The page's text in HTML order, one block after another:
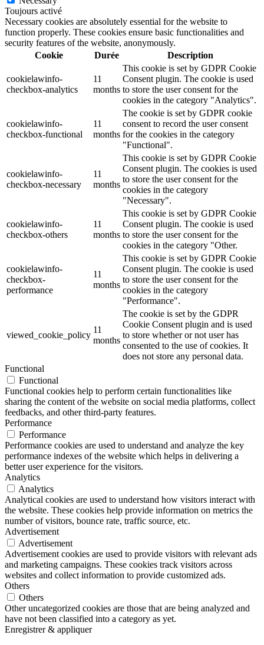
Toujours activé
Necessary cookies are absolutely essential for the website to
function properly. These cookies ensure basic functionalities and
security features of the website, anonymously.
Cookie
Durée Description
cookielawinfo-
checkbox-analytics
11
months
This cookie is set by GDPR Cookie
Consent plugin. The cookie is used
to store the user consent for the
cookies in the category "Analytics".
cookielawinfo-
checkbox-functional
11
months
The cookie is set by GDPR cookie
consent to record the user consent
for the cookies in the category
"Functional".
cookielawinfo-
checkbox-necessary
11
months
This cookie is set by GDPR Cookie
Consent plugin. The cookies is used
to store the user consent for the
cookies in the category
"Necessary".
cookielawinfo-
checkbox-others
11
months
This cookie is set by GDPR Cookie
Consent plugin. The cookie is used
to store the user consent for the
cookies in the category "Other.
cookielawinfo-
checkbox-
performance
11
months
This cookie is set by GDPR Cookie
Consent plugin. The cookie is used
to store the user consent for the
cookies in the category
"Performance".
viewed_cookie_policy
11
months
The cookie is set by the GDPR
Cookie Consent plugin and is used
to store whether or not user has
consented to the use of cookies. It
does not store any personal data.
Functional
Functional
Functional cookies help to perform certain functionalities like
sharing the content of the website on social media platforms, collect
feedbacks, and other third-party features.
Performance
Performance
Performance cookies are used to understand and analyze the key
performance indexes of the website which helps in delivering a
better user experience for the visitors.
Analytics
Analytics
Analytical cookies are used to understand how visitors interact with
the website. These cookies help provide information on metrics the
number of visitors, bounce rate, traffic source, etc.
Advertisement
Advertisement
Advertisement cookies are used to provide visitors with relevant ads
and marketing campaigns. These cookies track visitors across
websites and collect information to provide customized ads.
Others
Others
Other uncategorized cookies are those that are being analyzed and
have not been classified into a category as yet.
Enregistrer & appliquer